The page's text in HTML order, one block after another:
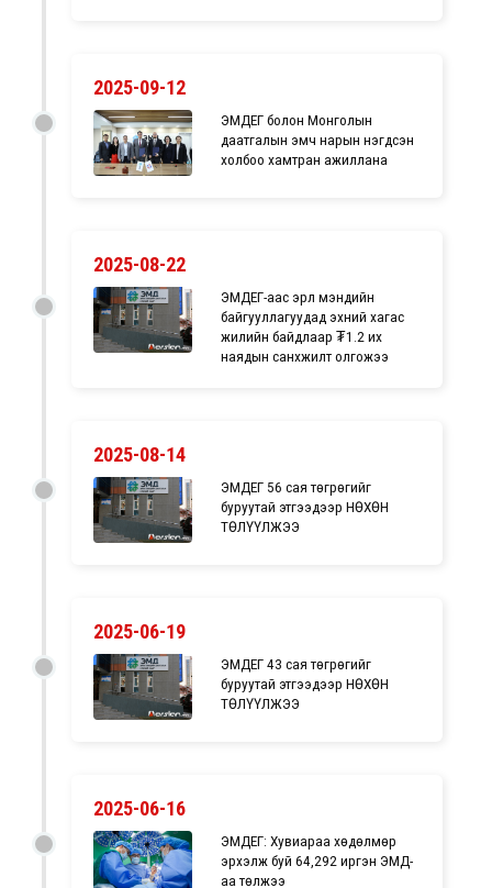
2025-09-12
ЭМДЕГ болон Монголын
даатгалын эмч нарын нэгдсэн
холбоо хамтран ажиллана
2025-08-22
ЭМДЕГ-аас эрүүл мэндийн
байгууллагуудад эхний хагас
жилийн байдлаар ₮1.2 их
наядын санхүүжилт олгожээ
2025-08-14
ЭМДЕГ 56 сая төгрөгийг
буруутай этгээдээр НӨХӨН
ТӨЛҮҮЛЖЭЭ
2025-06-19
ЭМДЕГ 43 сая төгрөгийг
буруутай этгээдээр НӨХӨН
ТӨЛҮҮЛЖЭЭ
2025-06-16
ЭМДЕГ: Хувиараа хөдөлмөр
эрхэлж буй 64,292 иргэн ЭМД-
аа төлжээ